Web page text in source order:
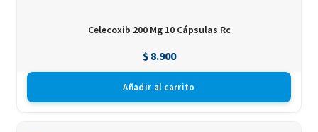
Celecoxib 200 Mg 10 Cápsulas Rc
$8.900
Añadir al carrito